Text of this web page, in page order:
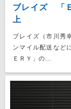
ブレイズ 「
上
ブレイズ（市川秀
ンマイル配送など
ＥＲＹ」の...